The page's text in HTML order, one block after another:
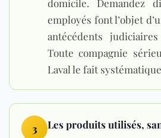
domicile. Demandez
employés font l’objet
antécédents
Toute compagnie
Laval le fait
3 Les produits utilisés,